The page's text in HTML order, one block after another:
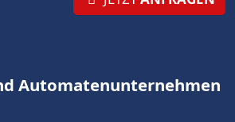
Automatenunternehmen